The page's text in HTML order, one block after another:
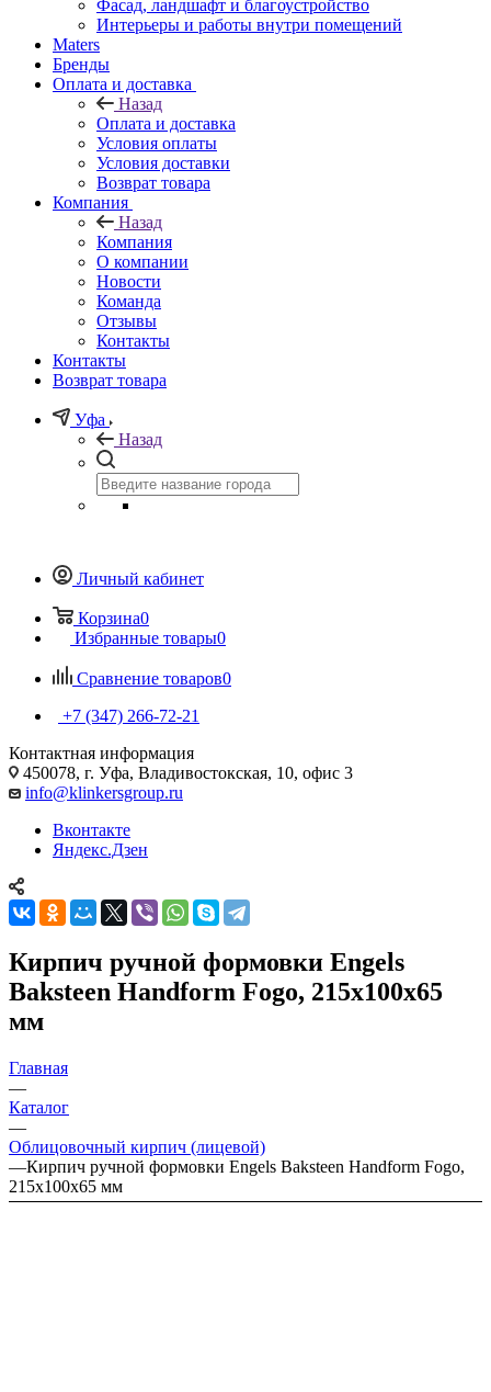
Фасад, ландшафт и благоустройство
Интерьеры и работы внутри помещений
Maters
Бренды
Оплата и доставка
Назад
Оплата и доставка
Условия оплаты
Условия доставки
Возврат товара
Компания
Назад
Компания
О компании
Новости
Команда
Отзывы
Контакты
Контакты
Возврат товара
Уфа
Назад
Личный кабинет
Корзина0
Избранные товары0
Сравнение товаров0
+7 (347) 266-72-21
Контактная информация
450078, г. Уфа, Владивостокская, 10, офис 3
info@klinkersgroup.ru
Вконтакте
Яндекс.Дзен
Кирпич ручной формовки Engels
Baksteen Handform Fogo, 215х100х65
мм
Главная
—
Каталог
—
Облицовочный кирпич (лицевой)
—Кирпич ручной формовки Engels Baksteen Handform Fogo,
215х100х65 мм